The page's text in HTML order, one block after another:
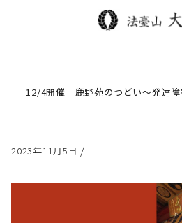
12/4開催 鹿野苑のつどい～発達障
2023年11月5日 /